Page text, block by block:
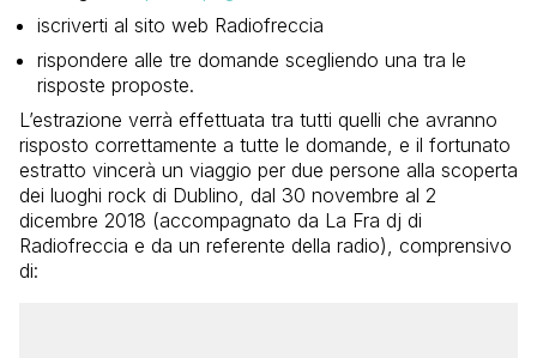
iscriverti al sito web Radiofreccia
rispondere alle tre domande scegliendo una tra le
risposte proposte.
L’estrazione verrà effettuata tra tutti quelli che avranno
risposto correttamente a tutte le domande, e il fortunato
estratto vincerà un viaggio per due persone alla scoperta
dei luoghi rock di Dublino, dal 30 novembre al 2
dicembre 2018 (accompagnato da La Fra dj di
Radiofreccia e da un referente della radio), comprensivo
di: